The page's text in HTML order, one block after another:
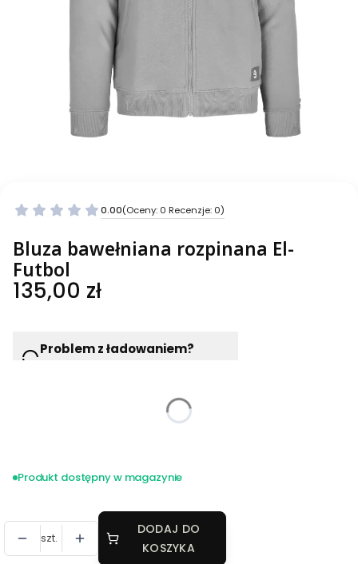
0.00(Oceny: 0 Recenzje: 0)
Bluza bawełniana rozpinana El-
Futbol
Cena
135,00 zł
Problem z ładowaniem?
Produkt dostępny w magazynie
szt.
DODAJ DO
KOSZYKA